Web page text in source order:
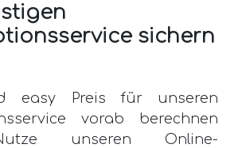
sichern
easy Preis für unseren
vorab berechnen
unseren Online-